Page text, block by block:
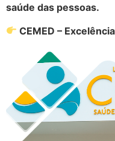
saúde das pessoas.
CEMED –